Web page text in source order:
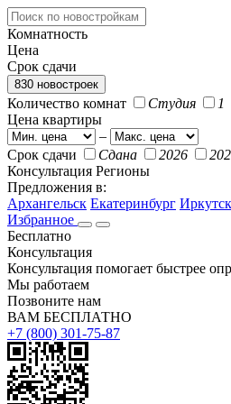
Комнатность
Цена
Срок сдачи
830 новостроек
Количество комнат Студия 1
Цена квартиры
–
Срок сдачи
Сдана 2026
Консультация Регионы
Предложения в:
Архангельск Екатеринбург Иркутск
Избранное
Бесплатно
Консультация
Консультация помогает быстрее
Мы работаем
Позвоните нам
ВАМ БЕСПЛАТНО
+7 (800) 301-75-87